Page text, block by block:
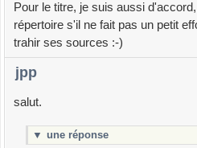
Pour le titre, je suis aussi
répertoire s'il ne fait pas un petit
trahir ses sources :-)
jpp
salut.
▼ une réponse